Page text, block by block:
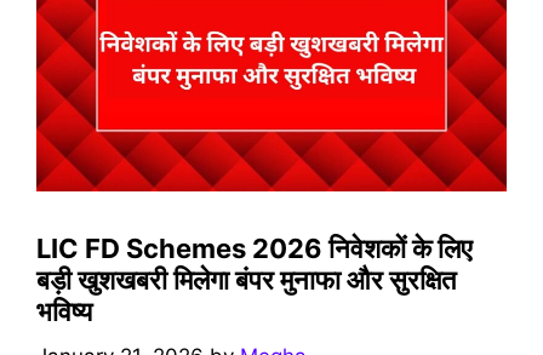
LIC FD Schemes 2026 निवेशकों के लिए
बड़ी खुशखबरी मिलेगा बंपर मुनाफा और सुरक्षित
भविष्य